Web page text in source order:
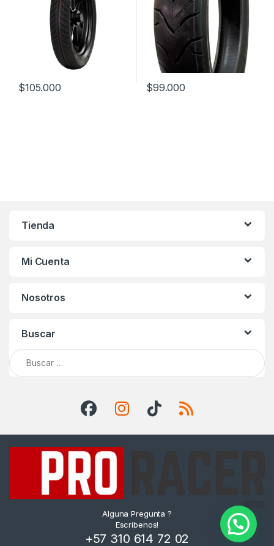
$105.000 $99.000
Tienda
Mi Cuenta
Nosotros
Buscar
Buscar:
Alguna Pregunta ?
Escribenos!
+57 310 614 72 02